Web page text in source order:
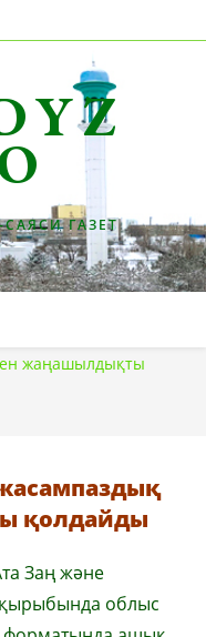
ГАЗЕТ
жаңашылдықты
қолдайды
Заң және
облыс